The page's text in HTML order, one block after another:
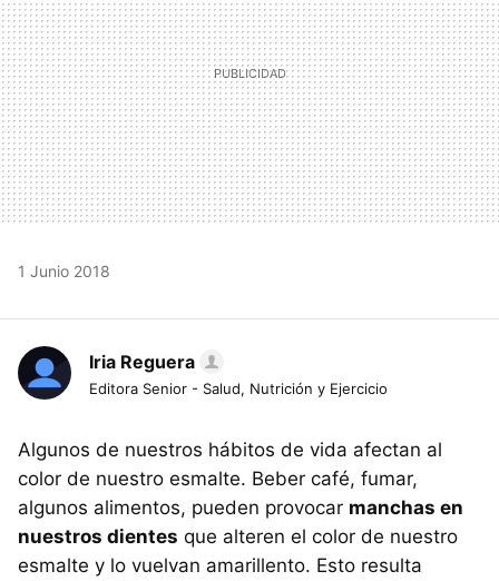
1 Junio 2018
Iria Reguera
Editora Senior - Salud, Nutrición y Ejercicio
Algunos de nuestros hábitos de vida afectan al
color de nuestro esmalte. Beber café, fumar,
algunos alimentos, pueden provocar manchas en
nuestros dientes que alteren el color de nuestro
esmalte y lo vuelvan amarillento. Esto resulta